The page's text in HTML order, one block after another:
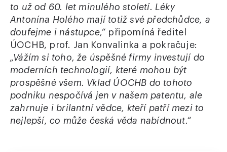
to už od 60. let minulého století. Léky
Antonína Holého mají totiž své předchůdce, a
doufejme i nástupce,“ připomíná ředitel
ÚOCHB, prof. Jan Konvalinka a pokračuje:
„Vážím si toho, že úspěšné firmy investují do
moderních technologií, které mohou být
prospěšné všem. Vklad ÚOCHB do tohoto
podniku nespočívá jen v našem patentu, ale
zahrnuje i brilantní vědce, kteří patří mezi to
nejlepší, co může česká věda nabídnout.“